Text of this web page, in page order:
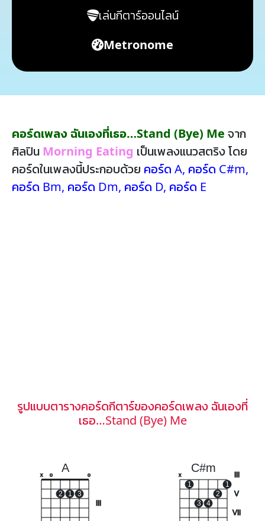
เล่นกีตาร์ออนไลน์
Metronome
คอร์ดเพลง ฉันเองที่เธอ…Stand (Bye) Me จาก
ศิลปิน Morning Eating เป็นเพลงแนวสตริง โดย
คอร์ดในเพลงนี้ประกอบด้วย คอร์ด A, คอร์ด C#m,
คอร์ด Bm, คอร์ด Dm, คอร์ด D, คอร์ด E
รูปแบบตารางคอร์ดกีตาร์ของคอร์ดเพลง ฉันเองที่
เธอ…Stand (Bye) Me
A
x o
2 1 3
o
C#m
V
VII
x
1
3 4
2
1